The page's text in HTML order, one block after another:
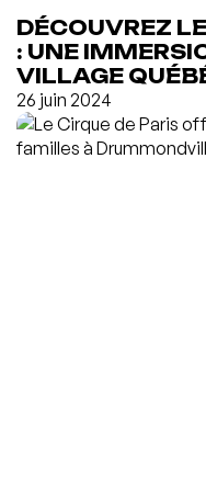
DÉCOUVREZ
: UNE
VILLAGE
26 juin 2024